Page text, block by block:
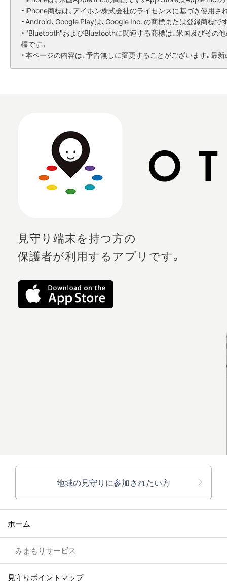
・iPhone商標は、アイホン株式会社のライセンスに基づき使用さ
・Android、Google Playは、Google Inc. の商標または登録商標で
・"Bluetooth"およびBluetoothに関連する商標は、米国及びそ
標です。
・本ページの内容は、予告無しに変更することがございます。最
見守り端末を持つ方の
保護者が利用するアプリです。
地域の見守りに参加されたい方
ホーム
みまもりサービス
見守りポイントマップ